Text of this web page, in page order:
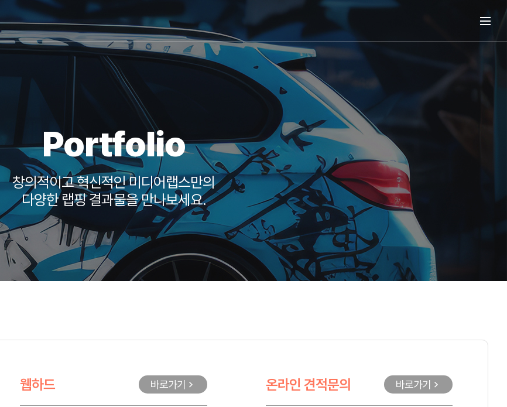
Portfolio
창의적이고 혁신적인 미디어랩스만의
다양한 랩핑 결과물을 만나보세요.
웹하드 바로가기 온라인 견적문의 바로가기